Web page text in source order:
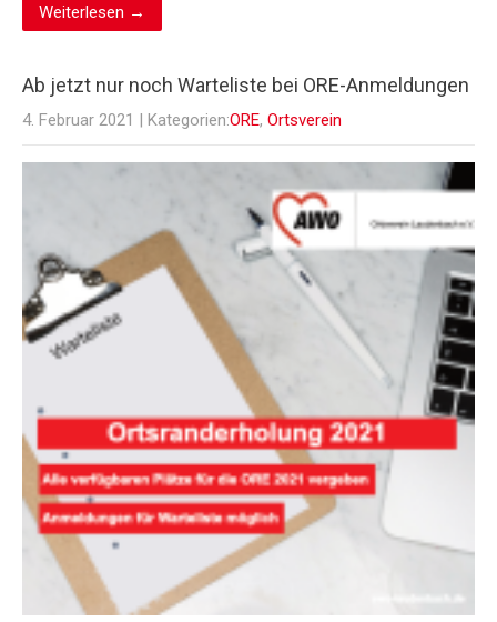
Weiterlesen →
Ab jetzt nur noch Warteliste bei ORE-Anmeldungen
4. Februar 2021 | Kategorien:ORE, Ortsverein